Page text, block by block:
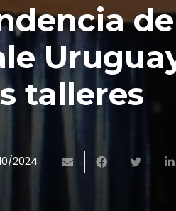
talleres
2024